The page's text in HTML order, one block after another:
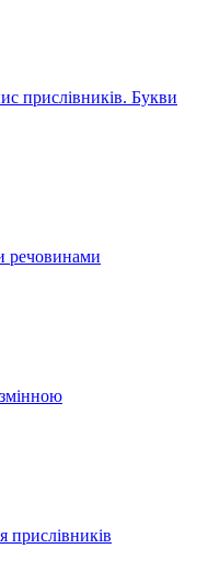
прислівників. Букви
речовинами
прислівників